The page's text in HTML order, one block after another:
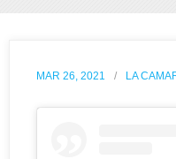
MAR 26, 2021 LA